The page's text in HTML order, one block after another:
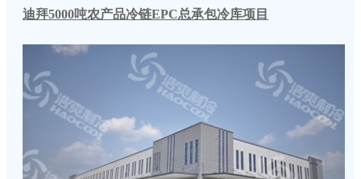
迪拜5000吨农产品冷链EPC总承包冷库项目